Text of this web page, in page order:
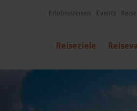
Erlebnisreisen Events
Reiseziele